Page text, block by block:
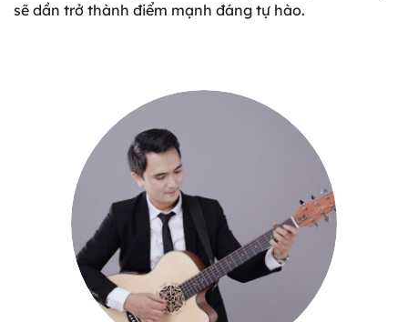
sẽ dần trở thành điểm mạnh đáng tự hào.